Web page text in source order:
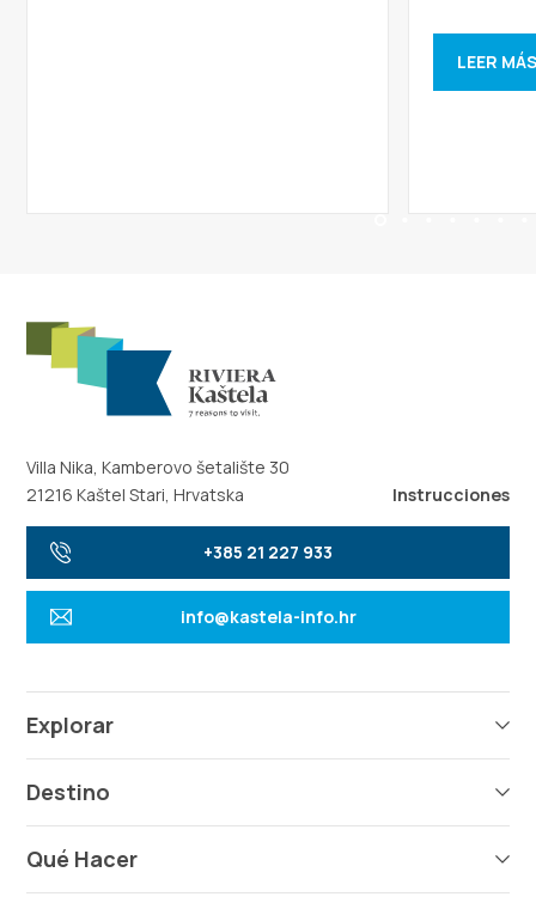
LEER MÁS
Villa Nika, Kamberovo šetalište 30
21216 Kaštel Stari, Hrvatska
Instrucciones
+385 21 227 933
info@kastela-info.hr
Explorar
Destino
Qué Hacer